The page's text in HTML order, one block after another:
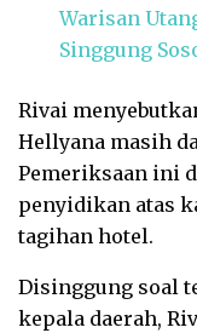
Warisan
Singgung
Rivai
Hellyana masih
Pemeriksaan ini
penyidikan atas
tagihan hotel.
Disinggung soal
kepala daerah,